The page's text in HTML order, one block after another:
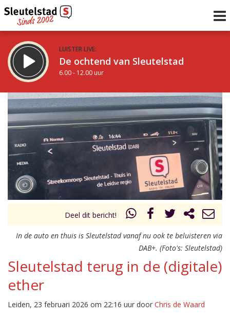
LUISTER LIVE:
De ochtend van Sleutelstad
6.00 - 12.00 uur
STRAKS:
De middag van Sleutelstad
12.00 - 19.00 uur
Vorig uur
uur 1 van 0 Volgend uur
Deel dit bericht!
In de auto en thuis is Sleutelstad vanaf nu ook te beluisteren via
DAB+. (Foto's: Sleutelstad)
Sleutelstad terug in de (digitale)
ether
Leiden, 23 februari 2026 om 22:16 uur door Chris de Waard